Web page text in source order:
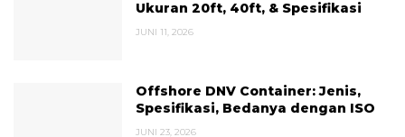
Ukuran 20ft, 40ft, & Spesifikasi
JUNI 11, 2026
Offshore DNV Container: Jenis,
Spesifikasi, Bedanya dengan ISO
JUNI 23, 2026